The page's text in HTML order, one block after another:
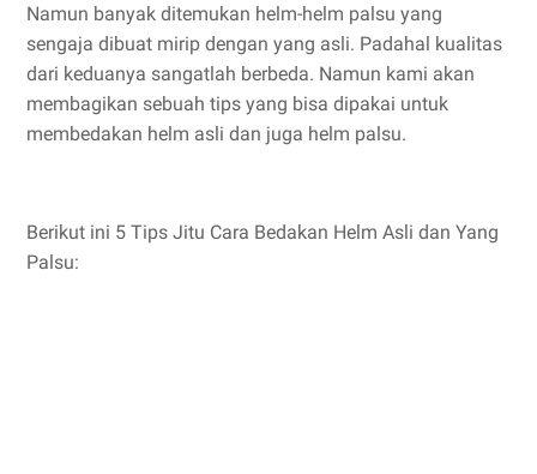
Namun banyak ditemukan helm-helm palsu yang
sengaja dibuat mirip dengan yang asli. Padahal kualitas
dari keduanya sangatlah berbeda. Namun kami akan
membagikan sebuah tips yang bisa dipakai untuk
membedakan helm asli dan juga helm palsu.
Berikut ini 5 Tips Jitu Cara Bedakan Helm Asli dan Yang
Palsu: